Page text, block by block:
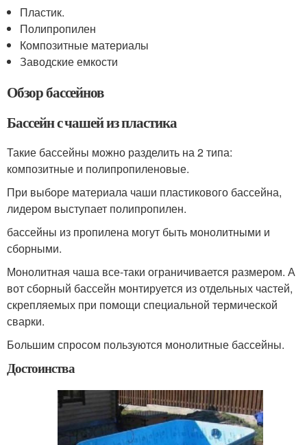
Пластик.
Полипропилен
Композитные материалы
Заводские емкости
Обзор бассейнов
Бассейн с чашей из пластика
Такие бассейны можно разделить на 2 типа:
композитные и полипропиленовые.
При выборе материала чаши пластикового бассейна,
лидером выступает полипропилен.
бассейны из пропилена могут быть монолитными и
сборными.
Монолитная чаша все-таки ограничивается размером. А
вот сборный бассейн монтируется из отдельных частей,
скрепляемых при помощи специальной термической
сварки.
Большим спросом пользуются монолитные бассейны.
Достоинства